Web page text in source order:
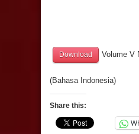
Download Volume V
(Bahasa Indonesia)
Share this: